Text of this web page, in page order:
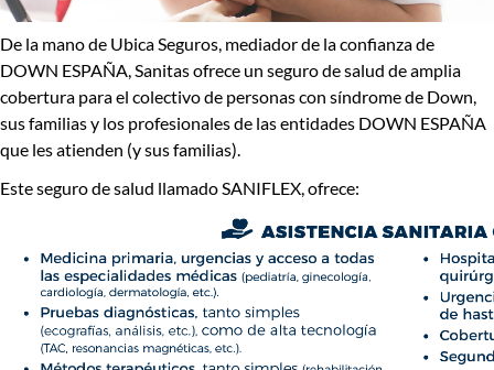
De la mano de Ubica Seguros, mediador de la confianza de
DOWN ESPAÑA,Sanitas ofrece un seguro de salud de amplia
cobertura para el colectivo de personas con síndrome de Down,
sus familias y los profesionales de las entidades DOWN ESPAÑA
que les atienden (y sus familias).
Este seguro de salud llamadoSANIFLEX,ofrece: